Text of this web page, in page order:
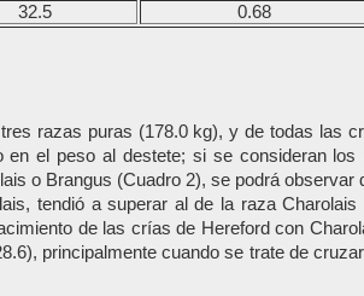
32.5 0.68
razas puras (178.0 kg), y de todas las
el peso al destete; si se consideran
o Brangus (Cuadro 2), se podrá
tendió a superar al de la raza
de las crías de Hereford con
principalmente cuando se trate de